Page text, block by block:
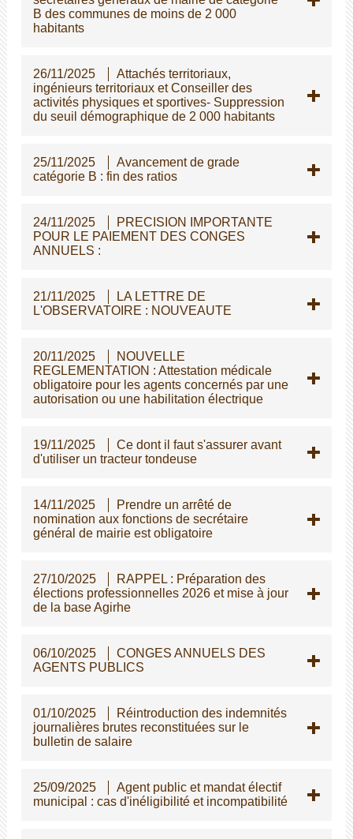
B des communes de moins de 2 000
habitants
26/11/2025
Attachés territoriaux,
ingénieurs territoriaux et Conseiller des
activités physiques et sportives- Suppression
du seuil démographique de 2 000 habitants
25/11/2025
Avancement de grade
catégorie B : fin des ratios
24/11/2025
PRECISION IMPORTANTE
POUR LE PAIEMENT DES CONGES
ANNUELS :
21/11/2025
LA LETTRE DE
L'OBSERVATOIRE : NOUVEAUTE
20/11/2025
NOUVELLE
REGLEMENTATION : Attestation médicale
obligatoire pour les agents concernés par une
autorisation ou une habilitation électrique
19/11/2025
Ce dont il faut s'assurer avant
d'utiliser un tracteur tondeuse
14/11/2025
Prendre un arrêté de
nomination aux fonctions de secrétaire
général de mairie est obligatoire
27/10/2025
RAPPEL : Préparation des
élections professionnelles 2026 et mise à jour
de la base Agirhe
06/10/2025
CONGES ANNUELS DES
AGENTS PUBLICS
01/10/2025
Réintroduction des indemnités
journalières brutes reconstituées sur le
bulletin de salaire
25/09/2025
Agent public et mandat électif
municipal : cas d'inéligibilité et incompatibilité